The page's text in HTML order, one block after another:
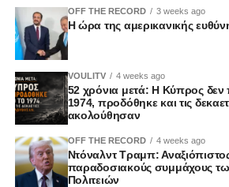
OFF THE RECORD 3 weeks ago
Η ώρα της αμερικανικής
VOULITV 4 weeks ago
52 χρόνια μετά: Η Κύπρος
1974, προδόθηκε και τις
ακολούθησαν
OFF THE RECORD 4 weeks ago
Ντόναλντ Τραμπ:
παραδοσιακούς συμμάχους
Πολιτειών